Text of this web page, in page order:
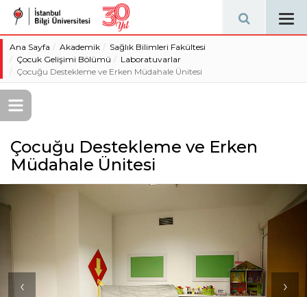
Ana Sayfa Akademik
Sağlık Bilimleri Fakültesi
Çocuk Gelişimi Bölümü
Laboratuvarlar
Çocuğu Destekleme ve Erken Müdahale Ünitesi
Çocuğu Destekleme ve Erken
Müdahale Ünitesi
‹ ›